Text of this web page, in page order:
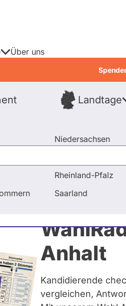
Landtage
Niedersachsen
Rheinland-Pfalz
Saarland
Über uns
Anhalt
Kandidierende
vergleichen,
Antworten Frage an Martin